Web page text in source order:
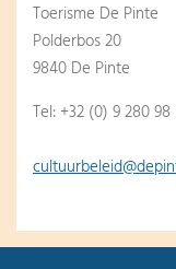
Toerisme De Pinte
Polderbos 20
9840 De Pinte
Tel: +32 (0) 9 280